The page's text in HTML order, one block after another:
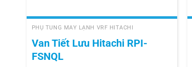
PHỤ TÙNG MÁY LẠNH VRF HITACHI
Van Tiết Lưu Hitachi RPI-
FSNQL